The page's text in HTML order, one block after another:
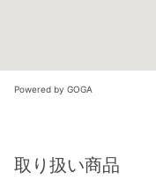
Powered by GOGA
取り扱い商品